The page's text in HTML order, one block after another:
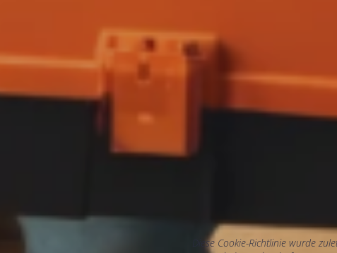
Diese Cookie-Richtlinie wurde